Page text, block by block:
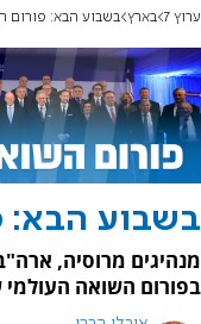
ערוץ 7 בארץ בשבוע הבא: פורום
בשבוע הבא:
מנהיגים מרוסיה,
בפורום השואה